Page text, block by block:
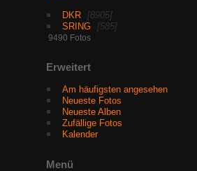
DKR
8905
SRING
585
9490 Fotos
Erweitert
Am häufigsten angesehen
Neueste Fotos
Neueste Alben
Zufällige Fotos
Kalender
Menü